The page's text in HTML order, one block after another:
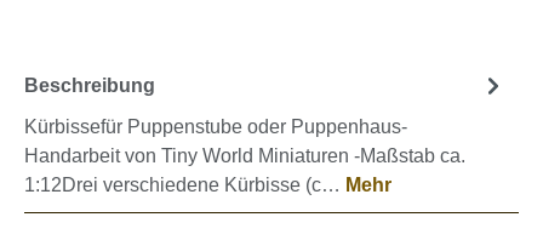
Beschreibung
Kürbissefür Puppenstube oder Puppenhaus-
Handarbeit von Tiny World Miniaturen -Maßstab ca.
1:12Drei verschiedene Kürbisse (c… Mehr